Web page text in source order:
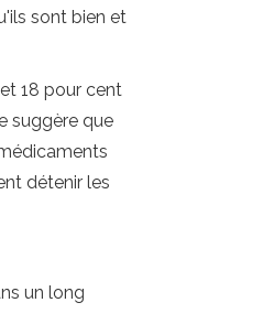
sont bien et
18 pour cent
suggère que
détenir les
un long